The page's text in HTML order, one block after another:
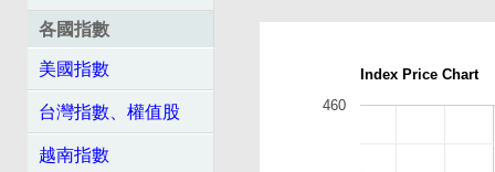
各國指數
美國指數
台灣指數、權值股
越南指數
Index Price Chart
460